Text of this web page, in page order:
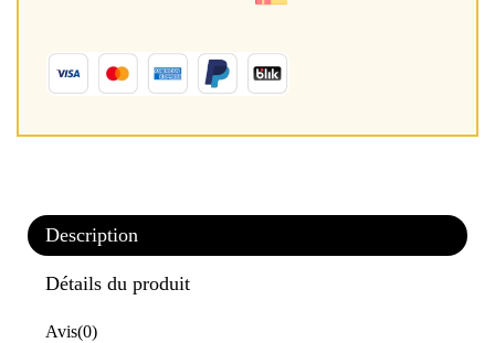
Description
Détails du produit
Avis(0)